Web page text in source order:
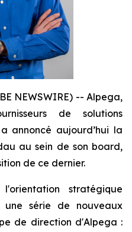
NEWSWIRE) -- Alpega,
de solutions
annoncé aujourd’hui la
au sein de son board,
de ce dernier.
stratégique
série de nouveaux
de direction d'Alpega :